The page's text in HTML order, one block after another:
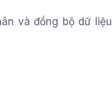
và đồng bộ dữ liệu